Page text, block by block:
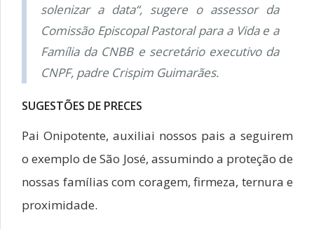
solenizar a data“, sugere o assessor da
Comissão Episcopal Pastoral para a Vida e a
Família da CNBB e secretário executivo da
CNPF, padre Crispim Guimarães.
SUGESTÕES DE PRECES
Pai Onipotente, auxiliai nossos pais a seguirem
o exemplo de São José, assumindo a proteção de
nossas famílias com coragem, firmeza, ternura e
proximidade.